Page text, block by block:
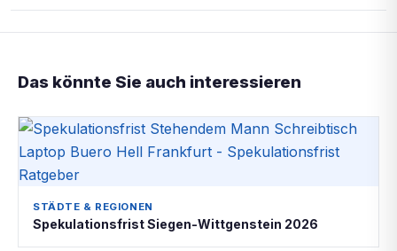
Das könnte Sie auch interessieren
STÄDTE & REGIONEN
Spekulationsfrist Siegen-Wittgenstein 2026